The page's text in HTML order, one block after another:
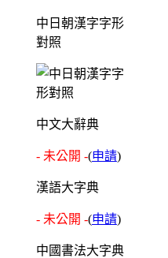
中日朝漢字字形
對照
中文大辭典
- 未公開 -(申請)
漢語大字典
- 未公開 -(申請)
中國書法大字典